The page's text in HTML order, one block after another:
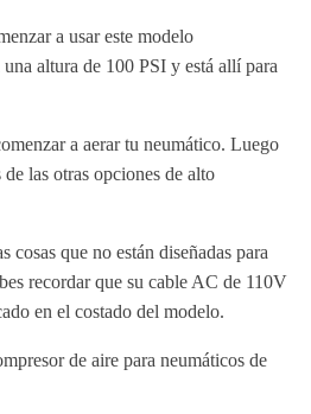
a usar este modelo
altura de 100 PSI y está allí para
a aerar tu neumático. Luego
las otras opciones de alto
que no están diseñadas para
recordar que su cable AC de 110V
en el costado del modelo.
de aire para neumáticos de